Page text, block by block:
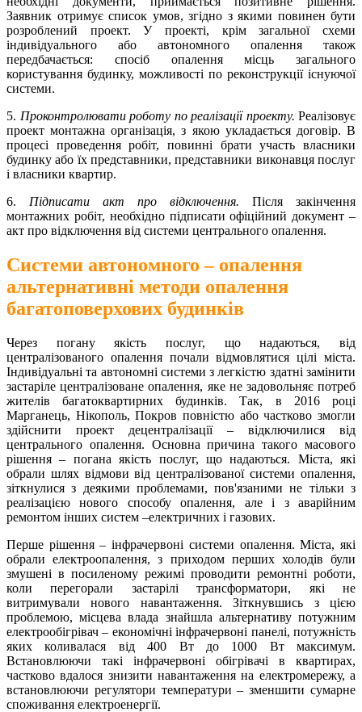
Заявник отримує список умов, згідно з якими повинен бути
розроблений проект. У проекті, крім загальної схеми
індивідуального або автономного опалення також
передбачається: спосіб опалення місць загального
користування будинку, можливості по реконструкції існуючої
системи.
5. Проконтролювати роботу по реалізації проекту. Реалізовує
проект монтажна організація, з якою укладається договір. В
процесі проведення робіт, повинні брати участь власники
будинку або їх представники, представники виконавця послуг
і власники квартир.
6. Підписати акт про відключення. Після закінчення
монтажних робіт, необхідно підписати офіційний документ –
акт про відключення від системи центрального опалення.
Системи автономного – опалення
альтернативні методи опалення
багатоповерхових будинків
Через погану якість послуг, що надаються, від
централізованого опалення почали відмовлятися цілі міста.
Індивідуальні та автономні системи з легкістю здатні замінити
застаріле централізоване опалення, яке не задовольняє потреб
жителів багатоквартирних будинків. Так, в 2016 році
Марганець, Нікополь, Покров повністю або частково змогли
здійснити проект децентралізації – відключилися від
центрального опалення. Основна причина такого масового
рішення – погана якість послуг, що надаються. Міста, які
обрали шлях відмови від централізованої системи опалення,
зіткнулися з деякими проблемами, пов'язаними не тільки з
реалізацією нового способу опалення, але і з аварійним
ремонтом інших систем –електричних і газових.
Перше рішення – інфрачервоні системи опалення. Міста, які
обрали електроопалення, з приходом перших холодів були
змушені в посиленому режимі проводити ремонтні роботи,
коли перегорали застарілі трансформатори, які не
витримували нового навантаження. Зіткнувшись з цією
проблемою, місцева влада знайшла альтернативу потужним
електрообігрівач – економічні інфрачервоні панелі, потужність
яких коливалася від 400 Вт до 1000 Вт максимум.
Встановлюючи такі інфрачервоні обігрівачі в квартирах,
частково вдалося знизити навантаження на електромережу, а
встановлюючи регулятори температури – зменшити сумарне
споживання електроенергії.